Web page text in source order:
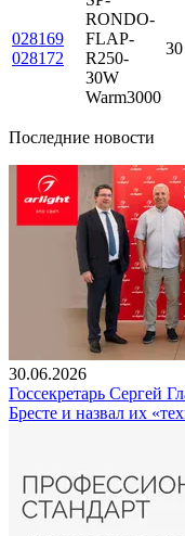
028169
028172
RONDO-
FLAP-
R250-
30W
Warm3000
30
Последние новости
30.06.2026
Госсекретарь Сергей
Бресте и назвал их